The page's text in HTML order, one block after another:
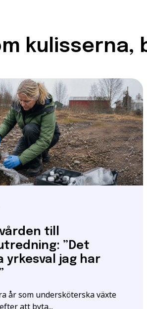
till
”Det
yrkesval jag har
år som undersköterska växte
att byta...
Förnamn
Efternamn*
E-post*
*Observera att detta inte
Jag ger
utbildningen
För att kunna söka till
utbildningar kan också
Vänligen notera: För
yrkeshögskolan krävs
att vi registrerar
För mer information
Samordningsnummer |
Grundläggande